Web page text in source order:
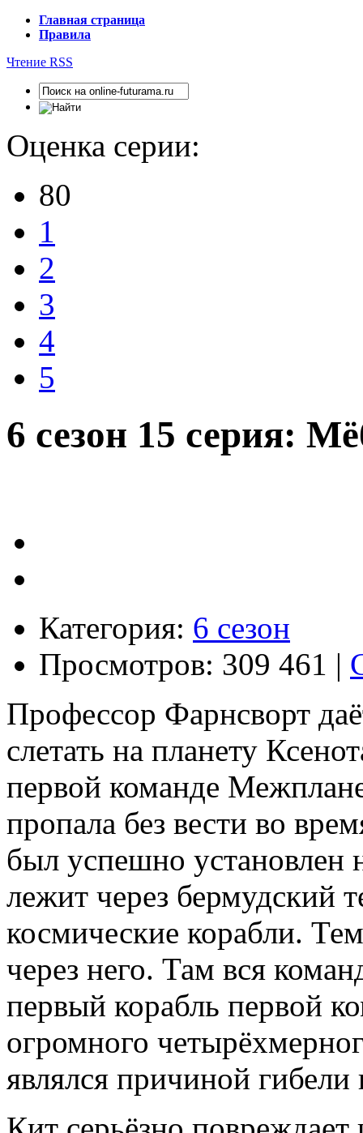
Главная страница
Правила
Чтение RSS
Оценка серии:
80
1
2
3
4
5
6 сезон 15 серия:
Категория: 6 сезон
Просмотров: 309 461 |
Профессор Фарнсворт
слетать на планету
первой команде
пропала без вести во
был успешно установлен
лежит через бермудский
космические корабли.
через него. Там вся
первый корабль первой
огромного
являлся причиной